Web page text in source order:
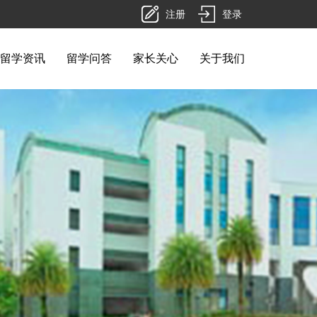
登录
注册
留学资讯 留学问答 家长关心 关于我们